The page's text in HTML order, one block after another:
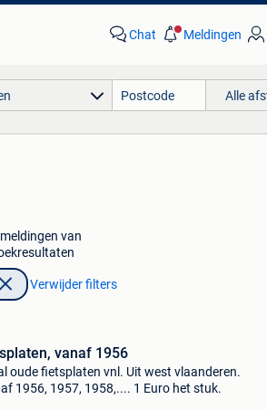
Chat Meldingen
Alle
van
Verwijder filters
vanaf 1956
oude fietsplaten vnl. Uit west vlaanderen.
1956, 1957, 1958,.... 1 Euro het stuk.